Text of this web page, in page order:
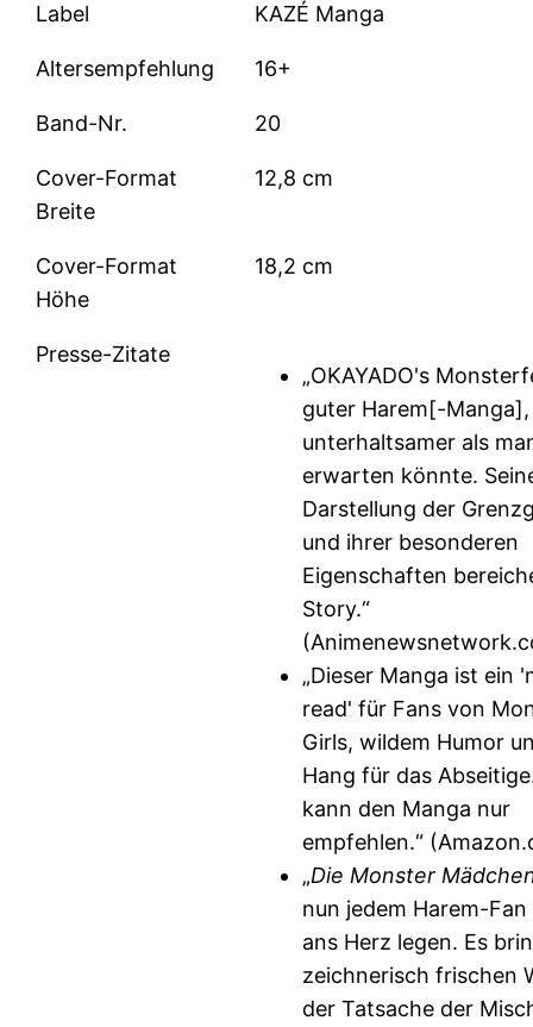
Label KAZÉ Manga
Altersempfehlung 16+
Band-Nr. 20
Cover-Format
Breite
12,8 cm
Cover-Format
Höhe
18,2 cm
Presse-Zitate
„OKAYADO's
guter Harem[-
unterhaltsamer als
erwarten könnte.
Darstellung der
und ihrer besonderen
Eigenschaften
Story.“
„Dieser Manga ist ein
read' für Fans von
Girls, wildem Humor
Hang für das
kann den Manga nur
empfehlen.“
„Die Monster
nun jedem Harem-
ans Herz legen. Es
zeichnerisch frischen
der Tatsache der